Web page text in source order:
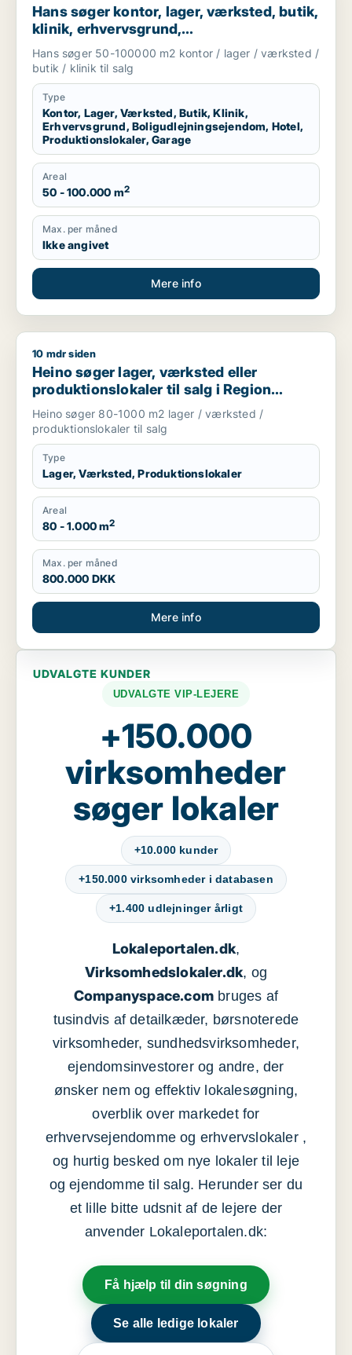
Hans søger kontor, lager, værksted, butik,
klinik, erhvervsgrund,
boligudlejningsejendom, hotel,
produktionslokaler eller garage til salg i
Region Sjælland
Hans søger 50-100000 m2 kontor / lager / værksted /
butik / klinik til salg
Type
Kontor, Lager, Værksted, Butik, Klinik,
Erhvervsgrund, Boligudlejningsejendom, Hotel,
Produktionslokaler, Garage
Areal
50 - 100.000 m2
Max. per måned
Ikke angivet
Mere info
Heino søger lager, værksted eller produktionslokaler til salg
10 mdr siden
Heino søger lager, værksted eller
produktionslokaler til salg i Region
Sjælland
Heino søger 80-1000 m2 lager / værksted /
produktionslokaler til salg
Type
Lager, Værksted, Produktionslokaler
Areal
80 - 1.000 m2
Max. per måned
800.000 DKK
Mere info
UDVALGTE KUNDER
UDVALGTE VIP-LEJERE
+150.000
virksomheder
søger lokaler
+10.000 kunder
+150.000 virksomheder i databasen
+1.400 udlejninger årligt
Lokaleportalen.dk,
Virksomhedslokaler.dk, og
Companyspace.com bruges af
tusindvis af detailkæder, børsnoterede
virksomheder, sundhedsvirksomheder,
ejendomsinvestorer og andre, der
ønsker nem og effektiv lokalesøgning,
overblik over markedet for
erhvervsejendomme og erhvervslokaler ,
og hurtig besked om nye lokaler til leje
og ejendomme til salg. Herunder ser du
et lille bitte udsnit af de lejere der
anvender Lokaleportalen.dk:
Få hjælp til din søgning
Se alle ledige lokaler